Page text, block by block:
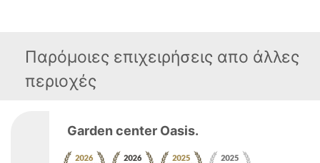
Παρόμοιες επιχειρήσεις απο άλλες
περιοχές
Garden center Oasis.